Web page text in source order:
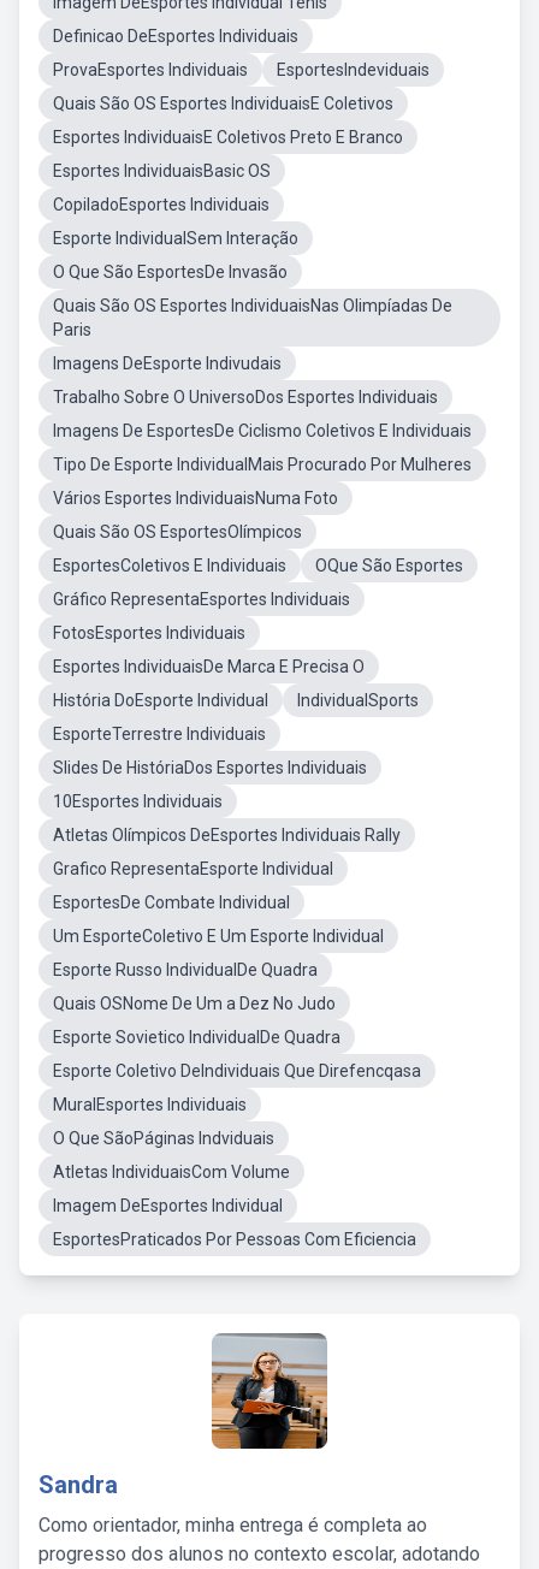
Definicao DeEsportes Individuais
ProvaEsportes Individuais
EsportesIndeviduais
Quais São OS Esportes IndividuaisE Coletivos
Esportes IndividuaisE Coletivos Preto E Branco
Esportes IndividuaisBasic OS
CopiladoEsportes Individuais
Esporte IndividualSem Interação
O Que São EsportesDe Invasão
Quais São OS Esportes IndividuaisNas Olimpíadas De
Paris
Imagens DeEsporte Indivudais
Trabalho Sobre O UniversoDos Esportes Individuais
Imagens De EsportesDe Ciclismo Coletivos E Individuais
Tipo De Esporte IndividualMais Procurado Por Mulheres
Vários Esportes IndividuaisNuma Foto
Quais São OS EsportesOlímpicos
EsportesColetivos E Individuais
OQue São Esportes
Gráfico RepresentaEsportes Individuais
FotosEsportes Individuais
Esportes IndividuaisDe Marca E Precisa O
História DoEsporte Individual
IndividualSports
EsporteTerrestre Individuais
Slides De HistóriaDos Esportes Individuais
10Esportes Individuais
Atletas Olímpicos DeEsportes Individuais Rally
Grafico RepresentaEsporte Individual
EsportesDe Combate Individual
Um EsporteColetivo E Um Esporte Individual
Esporte Russo IndividualDe Quadra
Quais OSNome De Um a Dez No Judo
Esporte Sovietico IndividualDe Quadra
Esporte Coletivo DeIndividuais Que Direfencqasa
MuralEsportes Individuais
O Que SãoPáginas Indviduais
Atletas IndividuaisCom Volume
Imagem DeEsportes Individual
EsportesPraticados Por Pessoas Com Eficiencia
Sandra
Como orientador, minha entrega é completa ao
progresso dos alunos no contexto escolar, adotando